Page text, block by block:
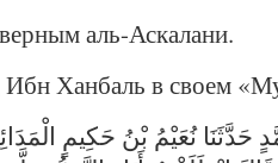
аль-Аскалани.
Ханбаль в своем
حَدَّثَنَا نُعَيْمُ بْنُ حَكِيمٍ